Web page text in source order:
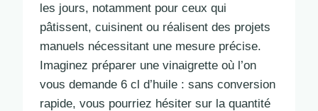
les jours, notamment pour ceux qui
pâtissent, cuisinent ou réalisent des projets
manuels nécessitant une mesure précise.
Imaginez préparer une vinaigrette où l’on
vous demande 6 cl d’huile : sans conversion
rapide, vous pourriez hésiter sur la quantité